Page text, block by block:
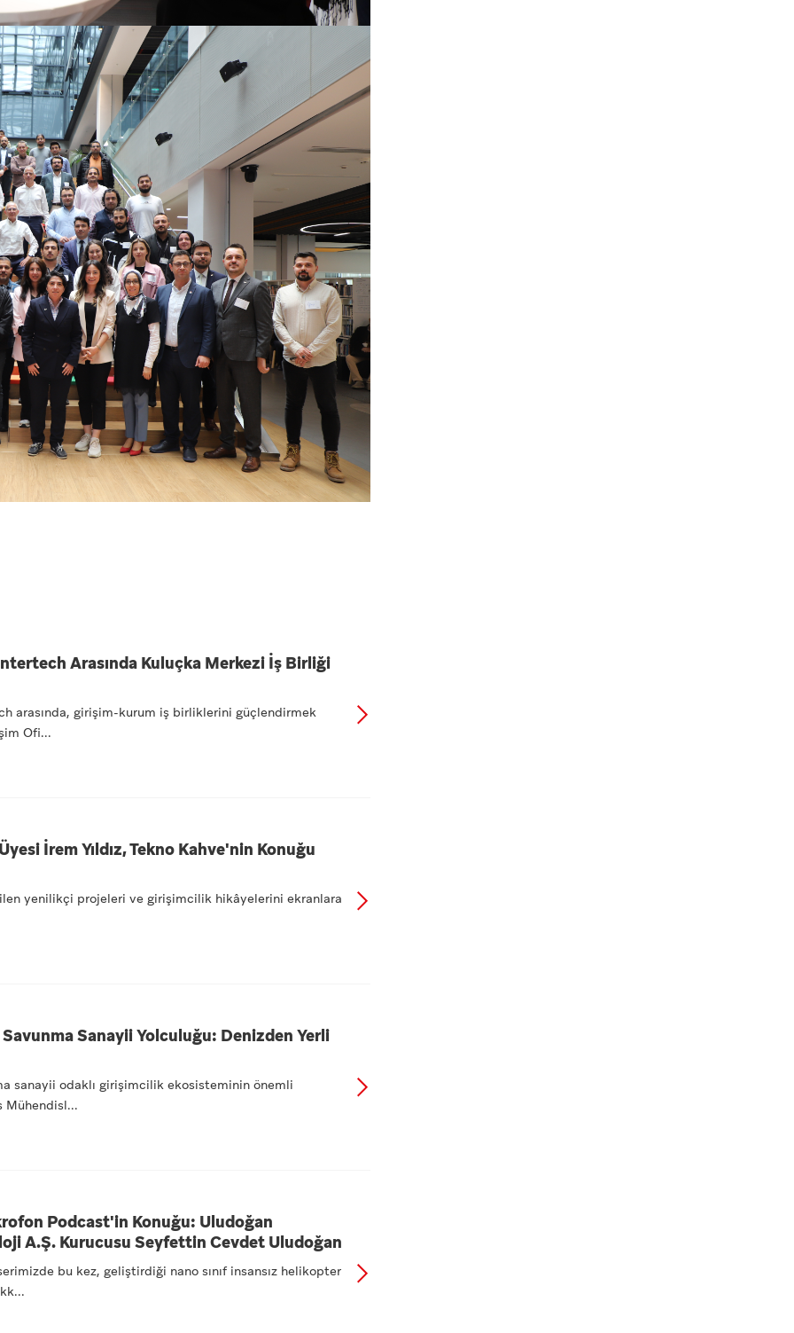
Arasında Kuluçka Merkezi İş Birliği
arasında, girişim-kurum iş birliklerini güçlendirmek
Ofi...
İrem Yıldız, Tekno Kahve'nin Konuğu
yenilikçi projeleri ve girişimcilik hikâyelerini ekranlara
Sanayii Yolculuğu: Denizden Yerli
sanayii odaklı girişimcilik ekosisteminin önemli
Mühendisl...
Podcast'in Konuğu: Uludoğan
A.Ş. Kurucusu Seyfettin Cevdet Uludoğan
bu kez, geliştirdiği nano sınıf insansız helikopter